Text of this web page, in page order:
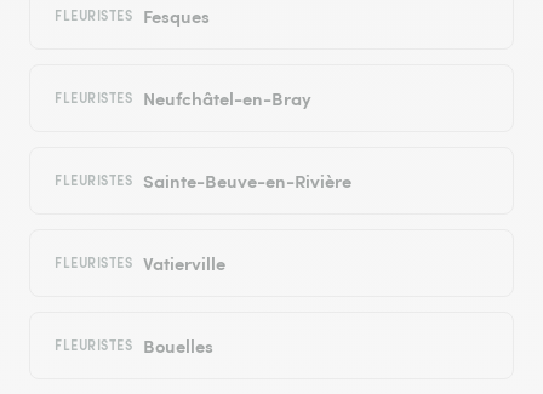
FLEURISTES Fesques
FLEURISTES Neufchâtel-en-Bray
FLEURISTES Sainte-Beuve-en-Rivière
FLEURISTES Vatierville
FLEURISTES Bouelles